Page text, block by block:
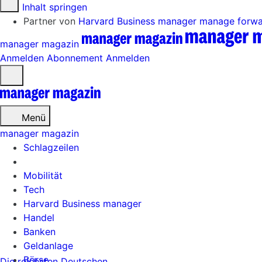
Zum Inhalt springen
Partner von Harvard Business manager manage
manager magazin
Anmelden Abonnement Anmelden
öffnen
Menü
Schlagzeilen
Mobilität
Tech
Harvard Business manager
Handel
Banken
Geldanlage
Börse
manager magazin